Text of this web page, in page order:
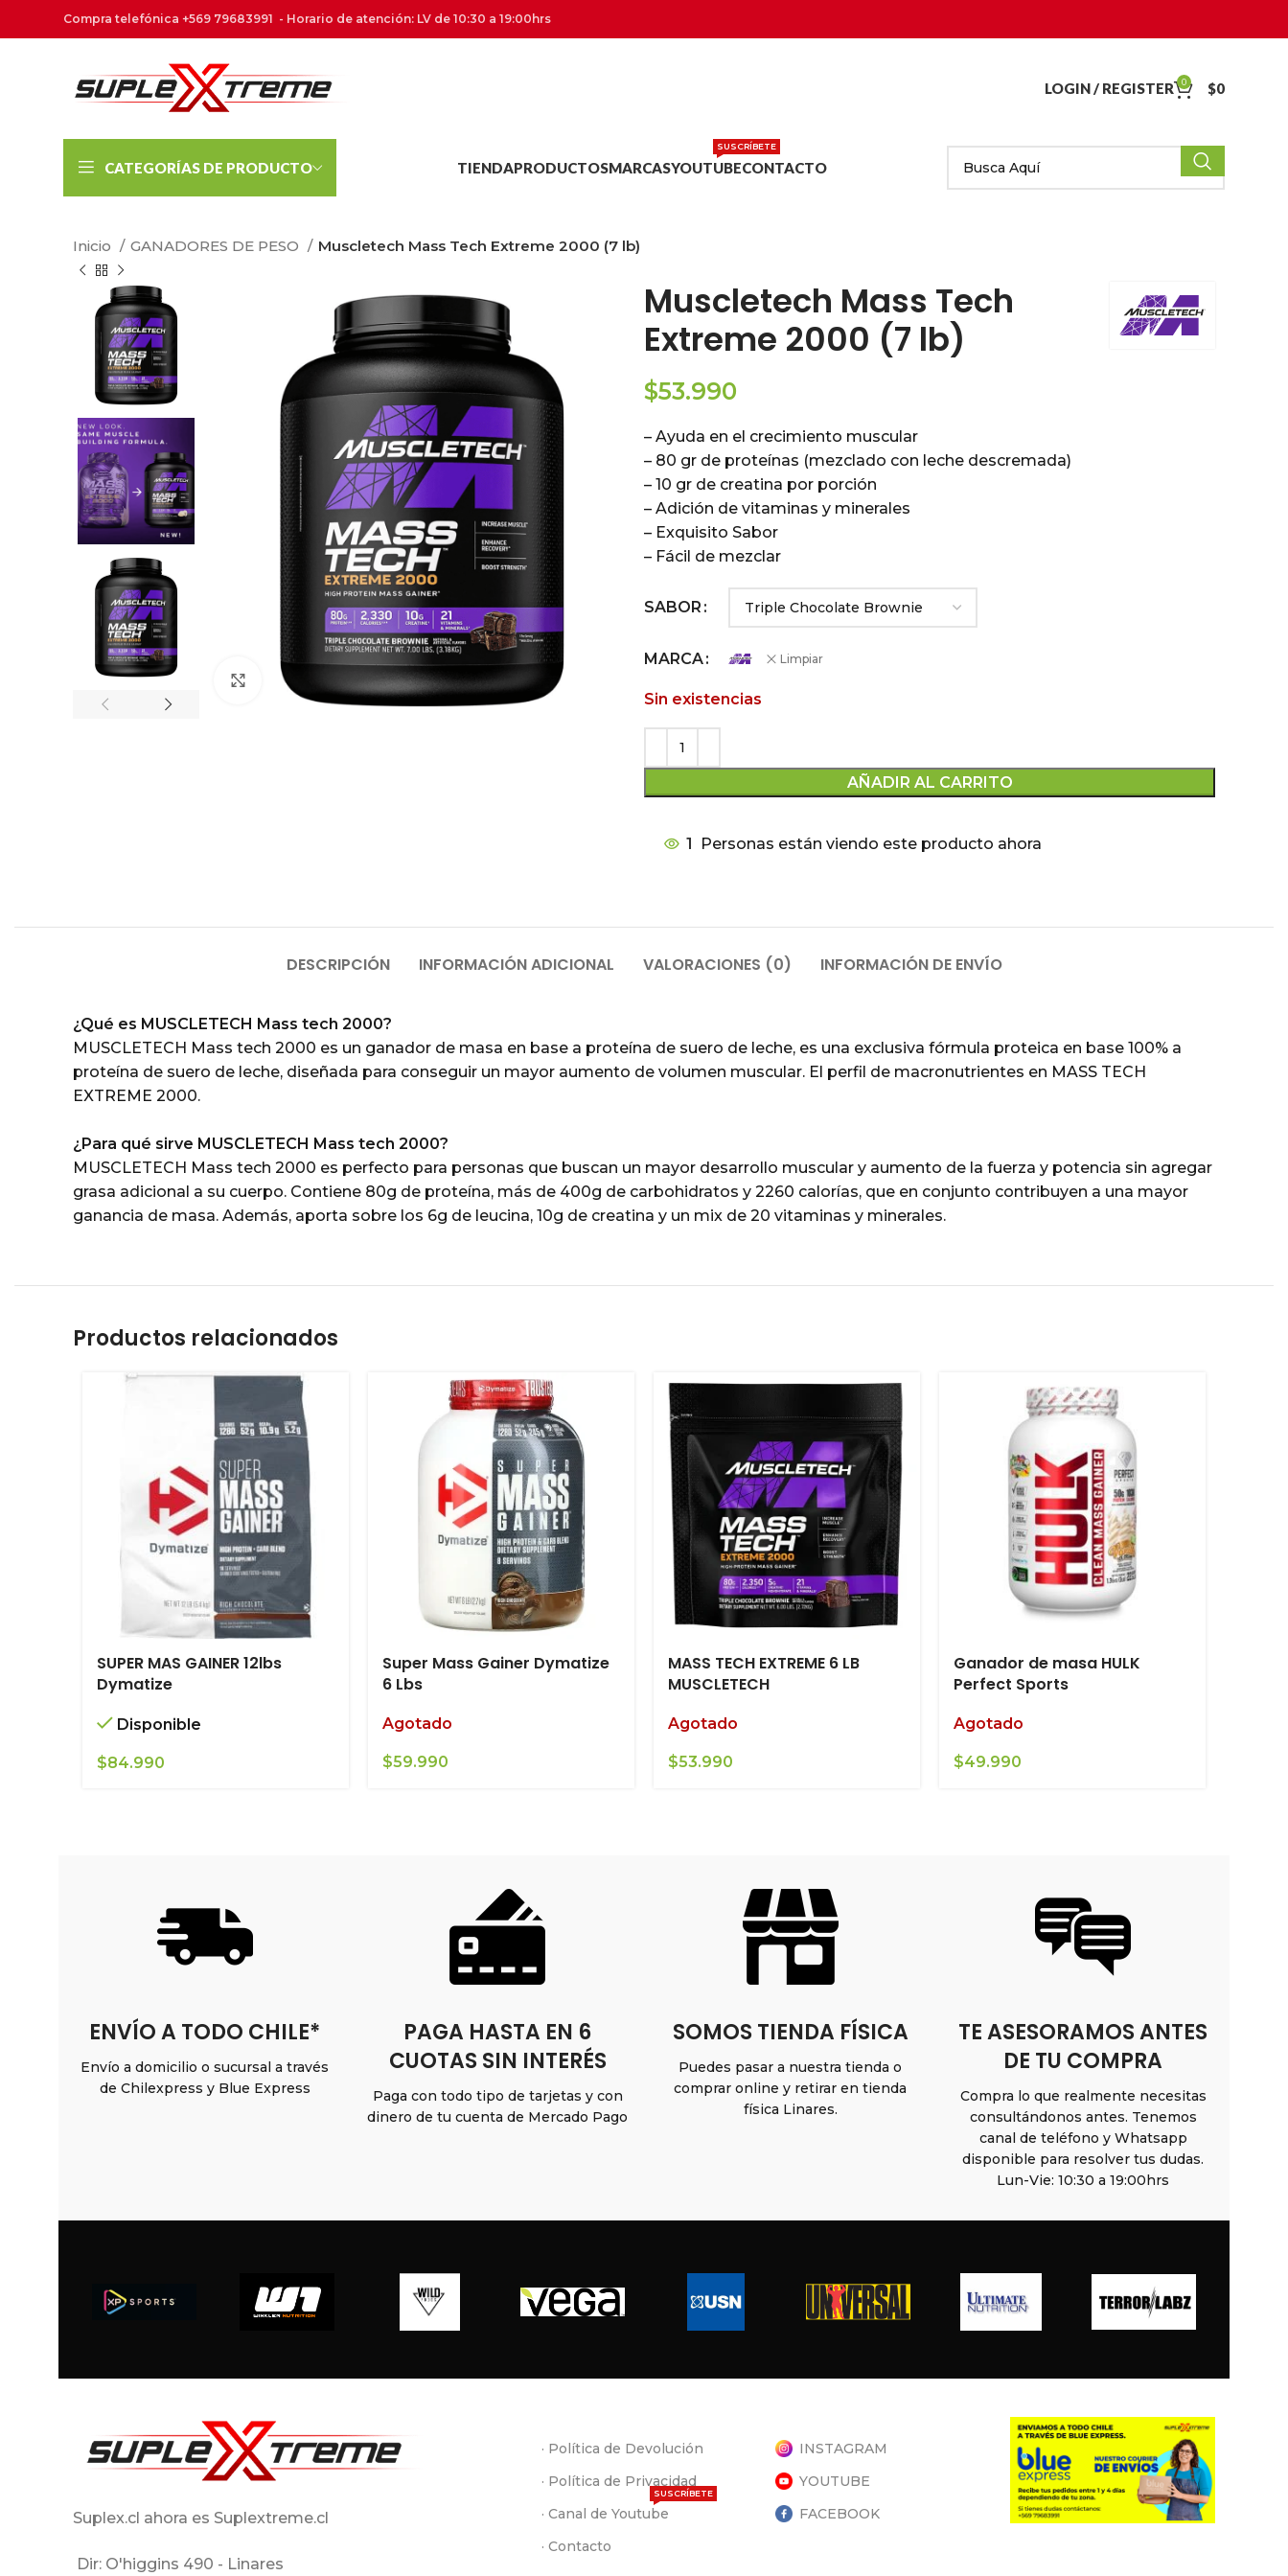
Compra telefónica +569 79683991 - Horario de atención: LV de 10:30 a 19:00hrs
LOGIN / REGISTER 0 $0
CATEGORÍAS DE PRODUCTO TIENDAPRODUCTOSMARCASYOUTUBE
SUSCRÍBETE
CONTACTO
Inicio GANADORES DE PESO Muscletech Mass Tech Extreme 2000 (7 lb)
Click to enlarge
Muscletech Mass Tech
Extreme 2000 (7 lb)
$53.990
– Ayuda en el crecimiento muscular
– 80 gr de proteínas (mezclado con leche descremada)
– 10 gr de creatina por porción
– Adición de vitaminas y minerales
– Exquisito Sabor
– Fácil de mezclar
SABOR
MARCA Limpiar
Sin existencias
AÑADIR AL CARRITO
1 Personas están viendo este producto ahora
DESCRIPCIÓN INFORMACIÓN ADICIONAL VALORACIONES (0) INFORMACIÓN DE ENVÍO
¿Qué es MUSCLETECH Mass tech 2000?
MUSCLETECH Mass tech 2000 es un ganador de masa en base a proteína de suero de leche, es una exclusiva fórmula proteica en base 100% a
proteína de suero de leche, diseñada para conseguir un mayor aumento de volumen muscular. El perfil de macronutrientes en MASS TECH
EXTREME 2000.
¿Para qué sirve MUSCLETECH Mass tech 2000?
MUSCLETECH Mass tech 2000 es perfecto para personas que buscan un mayor desarrollo muscular y aumento de la fuerza y potencia sin agregar
grasa adicional a su cuerpo. Contiene 80g de proteína, más de 400g de carbohidratos y 2260 calorías, que en conjunto contribuyen a una mayor
ganancia de masa. Además, aporta sobre los 6g de leucina, 10g de creatina y un mix de 20 vitaminas y minerales.
Productos relacionados
SUPER MAS GAINER 12lbs
Dymatize
Disponible
$84.990
Super Mass Gainer Dymatize
6 Lbs
Agotado
$59.990
MASS TECH EXTREME 6 LB
MUSCLETECH
Agotado
$53.990
Ganador de masa HULK
Perfect Sports
Agotado
$49.990
ENVÍO A TODO CHILE*
Envío a domicilio o sucursal a través
de Chilexpress y Blue Express
PAGA HASTA EN 6
CUOTAS SIN INTERÉS
Paga con todo tipo de tarjetas y con
dinero de tu cuenta de Mercado Pago
SOMOS TIENDA FÍSICA
Puedes pasar a nuestra tienda o
comprar online y retirar en tienda
física Linares.
TE ASESORAMOS ANTES
DE TU COMPRA
Compra lo que realmente necesitas
consultándonos antes. Tenemos
canal de teléfono y Whatsapp
disponible para resolver tus dudas.
Lun-Vie: 10:30 a 19:00hrs
Suplex.cl ahora es Suplextreme.cl
Dir: O'higgins 490 - Linares
· Política de Devolución
· Política de Privacidad
· Canal de Youtube
SUSCRÍBETE
· Contacto
INSTAGRAM
YOUTUBE
FACEBOOK